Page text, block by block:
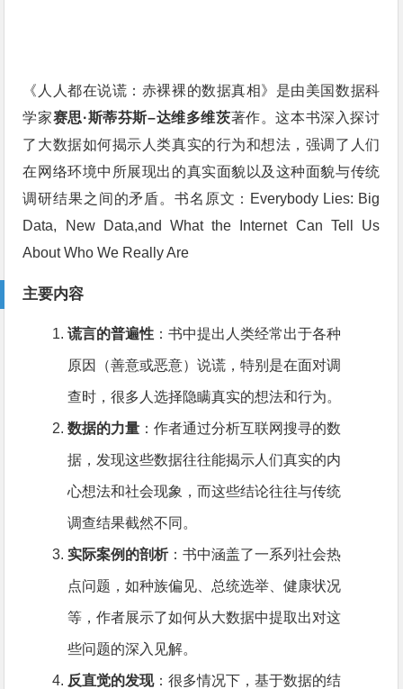
《人人都在说谎：赤裸裸的数据真相》是由美国数据科
学家赛思·斯蒂芬斯–达维多维茨著作。这本书深入探讨
了大数据如何揭示人类真实的行为和想法，强调了人们
在网络环境中所展现出的真实面貌以及这种面貌与传统
调研结果之间的矛盾。书名原文：Everybody Lies: Big
Data, New Data,and What the Internet Can Tell Us
About Who We Really Are
主要内容
谎言的普遍性 ：书中提出人类经常出于各种
原因（善意或恶意）说谎，特别是在面对调
查时，很多人选择隐瞒真实的想法和行为。
数据的力量 ：作者通过分析互联网搜寻的数
据，发现这些数据往往能揭示人们真实的内
心想法和社会现象，而这些结论往往与传统
调查结果截然不同。
实际案例的剖析：书中涵盖了一系列社会热
点问题，如种族偏见、总统选举、健康状况
等，作者展示了如何从大数据中提取出对这
些问题的深入见解。
反直觉的发现：很多情况下，基于数据的结